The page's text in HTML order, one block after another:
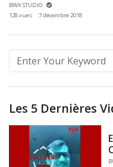
BWK STUDIO
128 vues
7 décembre 2018
Les 5 Dernières